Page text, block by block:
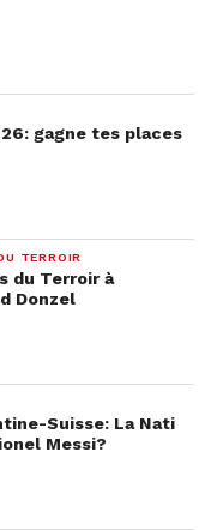
gagne tes places
TERROIR
du Terroir à
Donzel
Suisse: La Nati
Messi?